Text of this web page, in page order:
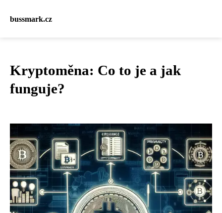
bussmark.cz
Kryptoměna: Co to je a jak
funguje?